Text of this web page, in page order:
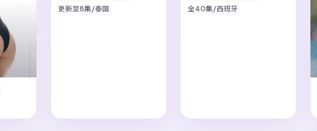
更新至8集/泰国 全40集/西班牙